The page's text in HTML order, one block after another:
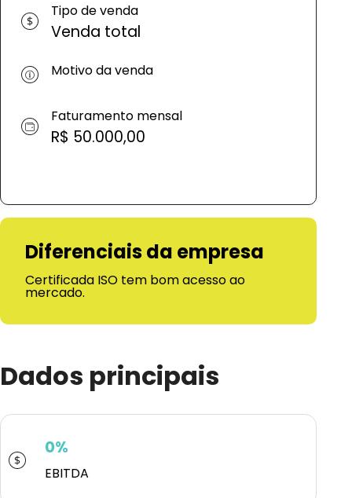
Tipo de venda
Venda total
Motivo da venda
Faturamento mensal
R$ 50.000,00
Diferenciais da empresa
Certificada ISO tem bom acesso ao
mercado.
Dados principais
0%
EBITDA